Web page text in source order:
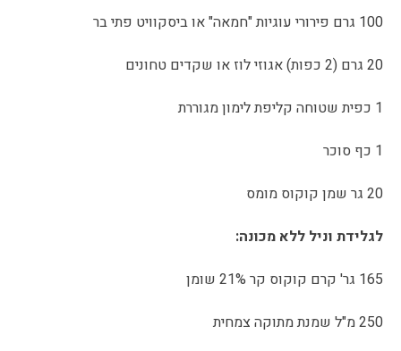
100 גרם פירורי עוגיות "חמאה" או ביסקוויט פתי בר
20 גרם (2 כפות) אגוזי לוז או שקדים טחונים
1 כפית שטוחה קליפת לימון מגוררת
1 כף סוכר
20 גר שמן קוקוס מומס
לגלידת וניל ללא מכונה:
165 גר' קרם קוקוס קר 21% שומן
250 מ"ל שמנת מתוקה צמחית